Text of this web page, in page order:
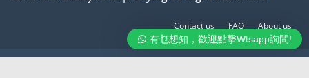
有乜想知，歡迎點擊Wtsapp詢問!
Contact us FAQ About us